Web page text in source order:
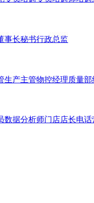
事长秘书行政总监
生产主管物控经理质量部
数据分析师门店店长电话